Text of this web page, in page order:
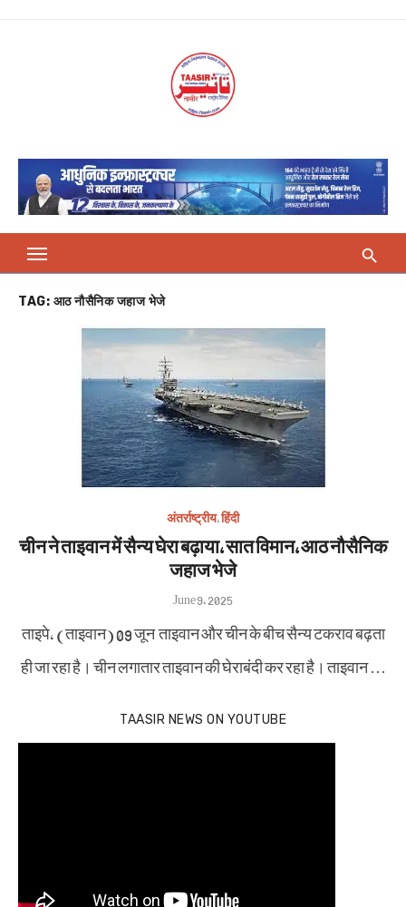
TAG: आठ नौसैनिक जहाज भेजे
अंतर्राष्ट्रीय,हिंदी
चीन ने ताइवान में सैन्य घेरा बढ़ाया, सात विमान, आठ नौसैनिक
जहाज भेजे
Posted
on
June 9, 2025
ताइपे, (ताइवान) 09 जून ताइवान और चीन के बीच सैन्य टकराव बढ़ता
ही जा रहा है। चीन लगातार ताइवान की घेराबंदी कर रहा है। ताइवान …
TAASIR NEWS ON YOUTUBE